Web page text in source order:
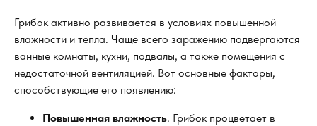
Грибок активно развивается в условиях повышенной
влажности и тепла. Чаще всего заражению подвергаются
ванные комнаты, кухни, подвалы, а также помещения с
недостаточной вентиляцией. Вот основные факторы,
способствующие его появлению:
Повышенная влажность. Грибок процветает в